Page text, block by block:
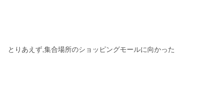
とりあえず,集合場所のショッピングモールに向かった